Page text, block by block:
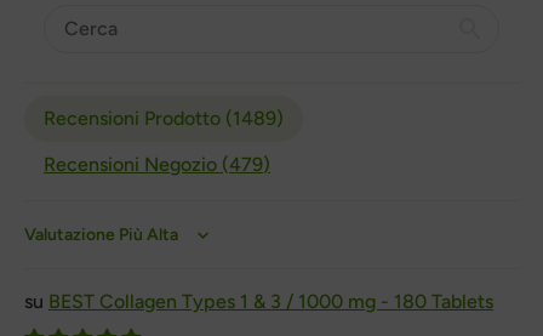
Recensioni Prodotto (1489)
Recensioni Negozio (479)
Sort by
BEST Collagen Types 1 & 3 / 1000 mg - 180 Tablets